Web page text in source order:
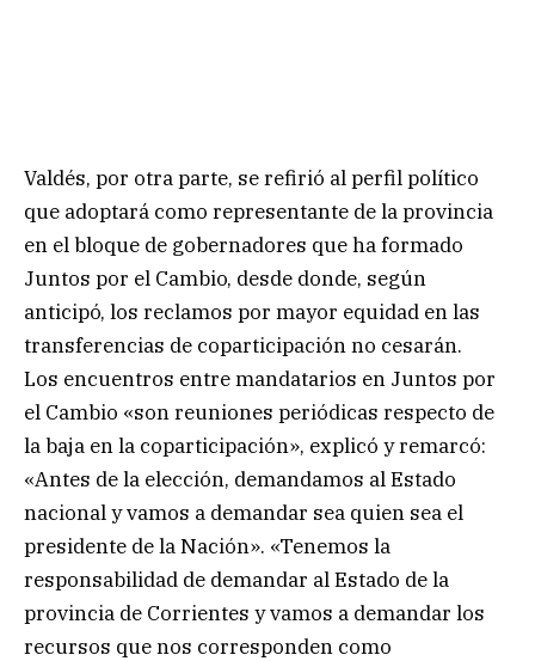
Valdés, por otra parte, se refirió al perfil político
que adoptará como representante de la provincia
en el bloque de gobernadores que ha formado
Juntos por el Cambio, desde donde, según
anticipó, los reclamos por mayor equidad en las
transferencias de coparticipación no cesarán.
Los encuentros entre mandatarios en Juntos por
el Cambio «son reuniones periódicas respecto de
la baja en la coparticipación», explicó y remarcó:
«Antes de la elección, demandamos al Estado
nacional y vamos a demandar sea quien sea el
presidente de la Nación». «Tenemos la
responsabilidad de demandar al Estado de la
provincia de Corrientes y vamos a demandar los
recursos que nos corresponden como